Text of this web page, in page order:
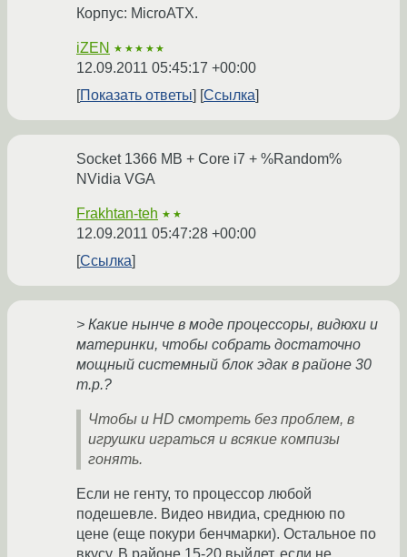
Корпус: MicroATX.
iZEN ★★★★★
12.09.2011 05:45:17 +00:00
Показать ответы
Ссылка
Socket 1366 MB + Core i7 + %Random%
NVidia VGA
Frakhtan-teh ★★
12.09.2011 05:47:28 +00:00
Ссылка
> Какие нынче в моде процессоры, видюхи и
материнки, чтобы собрать достаточно
мощный системный блок эдак в районе 30
т.р.?
Чтобы и HD смотреть без проблем, в
игрушки играться и всякие компизы
гонять.
Если не генту, то процессор любой
подешевле. Видео нвидиа, среднюю по
цене (еще покури бенчмарки). Остальное по